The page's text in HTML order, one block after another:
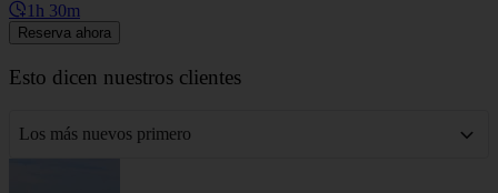
1h 30m
Reserva ahora
Esto dicen nuestros clientes
Los más nuevos primero